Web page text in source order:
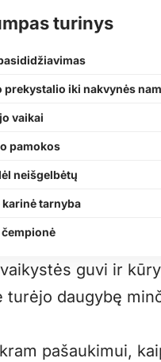
turinys
prekystalio iki nakvynės
vaikai
pamokos
neišgelbėtų
karinė tarnyba
guvi ir
turėjo daugybę
pašaukimui,